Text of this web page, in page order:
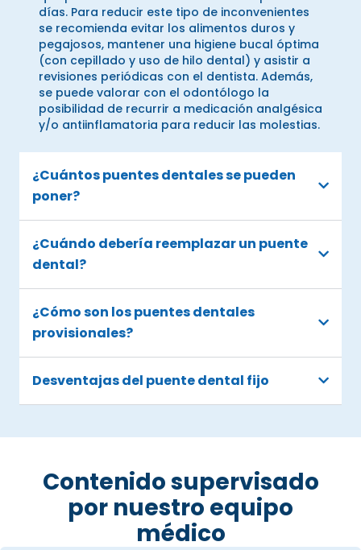
días. Para reducir este tipo de inconvenientes
se recomienda evitar los alimentos duros y
pegajosos, mantener una higiene bucal óptima
(con cepillado y uso de hilo dental) y asistir a
revisiones periódicas con el dentista. Además,
se puede valorar con el odontólogo la
posibilidad de recurrir a medicación analgésica
y/o antiinflamatoria para reducir las molestias.
¿Cuántos puentes dentales se pueden
poner?
¿Cuándo debería reemplazar un puente
dental?
¿Cómo son los puentes dentales
provisionales?
Desventajas del puente dental fijo
Contenido supervisado
por nuestro equipo
médico